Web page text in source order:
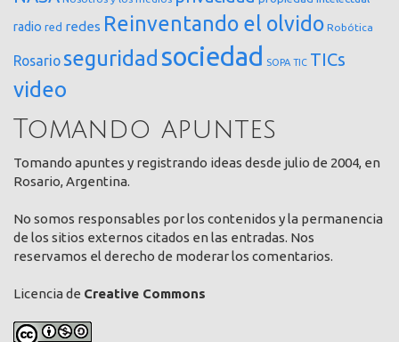
radio red redes Reinventando el olvido Robótica
Rosario seguridad sociedad SOPA TIC TICs
video
Tomando apuntes
Tomando apuntes y registrando ideas desde julio de 2004, en
Rosario, Argentina.
No somos responsables por los contenidos y la permanencia
de los sitios externos citados en las entradas. Nos
reservamos el derecho de moderar los comentarios.
Licencia de Creative Commons